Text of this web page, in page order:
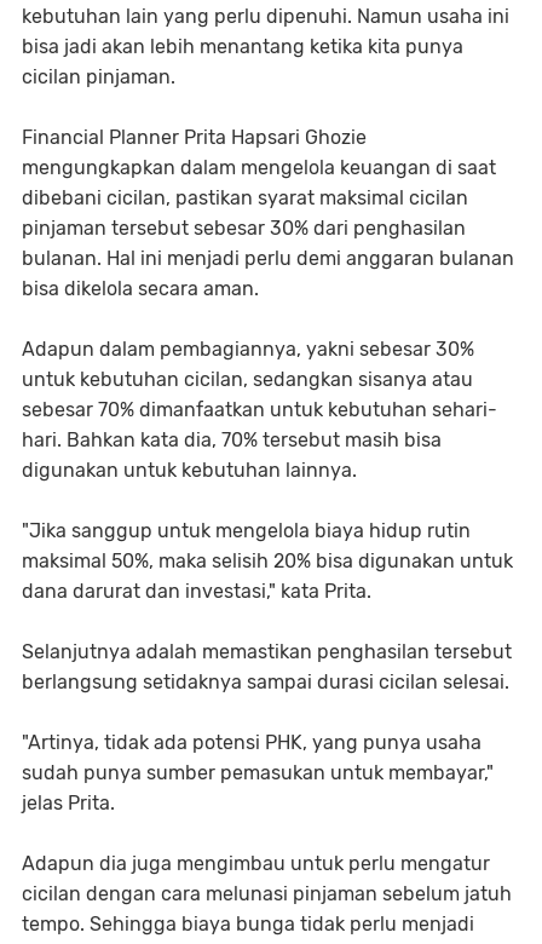
kebutuhan lain yang perlu dipenuhi. Namun usaha ini
bisa jadi akan lebih menantang ketika kita punya
cicilan pinjaman.
Financial Planner Prita Hapsari Ghozie
mengungkapkan dalam mengelola keuangan di saat
dibebani cicilan, pastikan syarat maksimal cicilan
pinjaman tersebut sebesar 30% dari penghasilan
bulanan. Hal ini menjadi perlu demi anggaran bulanan
bisa dikelola secara aman.
Adapun dalam pembagiannya, yakni sebesar 30%
untuk kebutuhan cicilan, sedangkan sisanya atau
sebesar 70% dimanfaatkan untuk kebutuhan sehari-
hari. Bahkan kata dia, 70% tersebut masih bisa
digunakan untuk kebutuhan lainnya.
"Jika sanggup untuk mengelola biaya hidup rutin
maksimal 50%, maka selisih 20% bisa digunakan untuk
dana darurat dan investasi," kata Prita.
Selanjutnya adalah memastikan penghasilan tersebut
berlangsung setidaknya sampai durasi cicilan selesai.
"Artinya, tidak ada potensi PHK, yang punya usaha
sudah punya sumber pemasukan untuk membayar,"
jelas Prita.
Adapun dia juga mengimbau untuk perlu mengatur
cicilan dengan cara melunasi pinjaman sebelum jatuh
tempo. Sehingga biaya bunga tidak perlu menjadi